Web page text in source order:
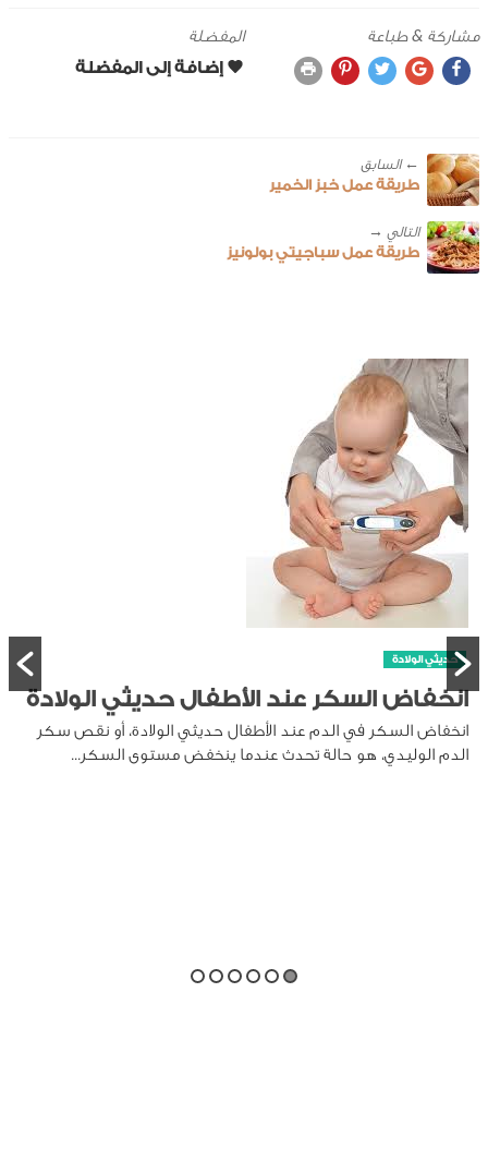
مشاركة & طباعة المفضلة
← ‎السابق
طريقة عمل خبز الخمير
طريقة عمل سباجيتي بولونيز
حديثي الولادة
انخفاض السكر عند الأطفال حديثي الولادة
انخفاض السكر في الدم عند الأطفال حديثي الولادة، أو نقص سكر
الدم الوليدي، هو حالة تحدث عندما ينخفض مستوى السكر...